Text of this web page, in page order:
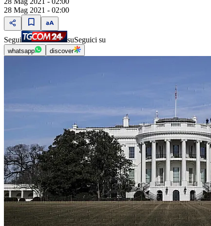
28 Mag 2021 - 02:00
Segui suSeguici su
whatsapp discover